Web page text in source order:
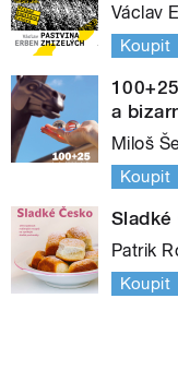
Václav
Koupit
a
Miloš
Koupit
Sladké
Patrik
Koupit